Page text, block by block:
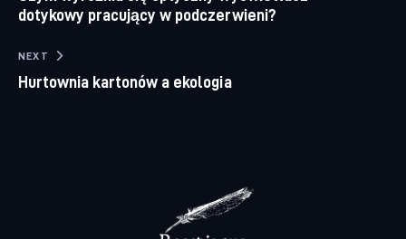
dotykowy pracujący w podczerwieni?
NEXT
Hurtownia kartonów a ekologia